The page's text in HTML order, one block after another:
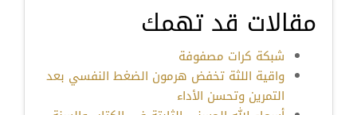
مقالات قد تهمك
شبكة كرات مصفوفة
واقية اللثة تخفض هرمون الضغط النفسي بعد
التمرين وتحسن الأداء